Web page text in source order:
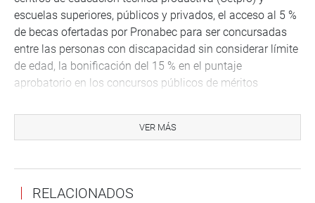
escuelas superiores, públicos y privados, el acceso al 5 %
de becas ofertadas por Pronabec para ser concursadas
entre las personas con discapacidad sin considerar límite
de edad, la bonificación del 15 % en el puntaje
aprobatorio en los concursos públicos de méritos
independientemente del régimen laboral y además la
cuota de empleo para el sector público será de 5 % y el
comisión se seguirá promoviendo dictámenes en favor de
VER MÁS
RELACIONADOS